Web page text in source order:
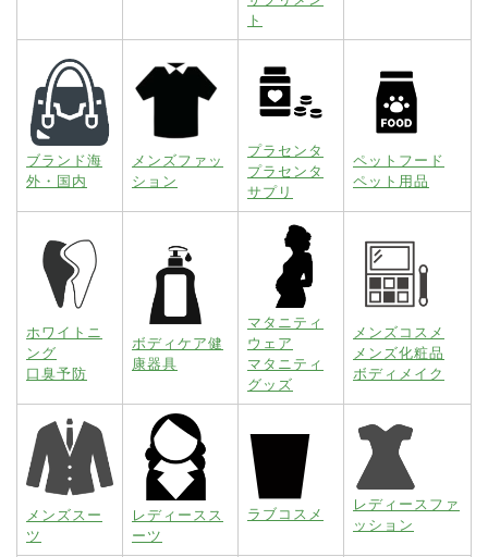
ト
ブランド海
外・国内
メンズファッ
ション
プラセンタ
プラセンタ
サプリ
ペットフード
ペット用品
ホワイトニ
ング
口臭予防
ボディケア健
康器具
マタニティ
ウェア
マタニティ
グッズ
メンズコスメ
メンズ化粧品
ボディメイク
メンズスー
ツ
レディースス
ーツ
ラブコスメ
レディースファ
ッション